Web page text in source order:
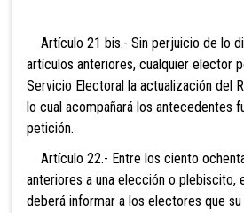
Artículo 21 bis.- Sin perjuicio de lo
artículos anteriores, cualquier elector
Servicio Electoral la actualización del
lo cual acompañará los antecedentes
petición.
Artículo 22.- Entre los ciento
anteriores a una elección o plebiscito,
deberá informar a los electores que